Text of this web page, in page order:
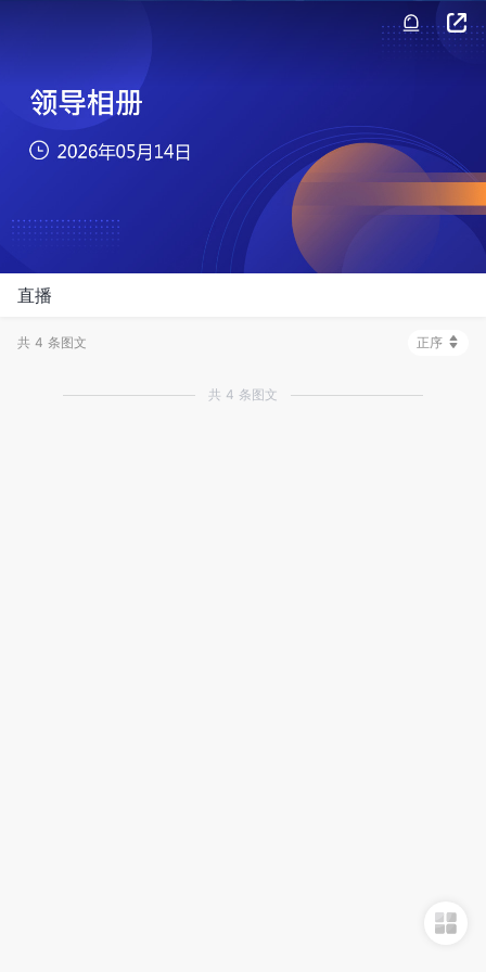
直播
共 4 条图文 正序
共 4 条图文